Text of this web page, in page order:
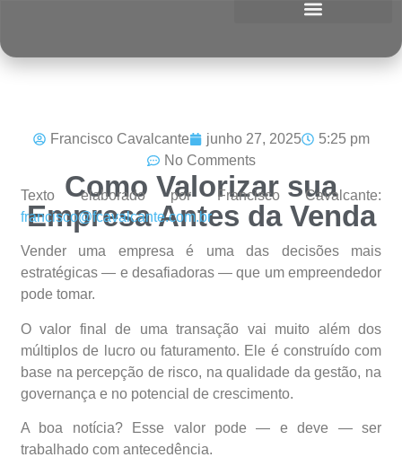
Francisco Cavalcante junho 27, 2025
5:25 pm
No Comments
Como Valorizar sua
Empresa Antes da Venda
Texto elaborado por Francisco Cavalcante:
francisco@fcavalcante.com.br
Vender uma empresa é uma das decisões mais
estratégicas — e desafiadoras — que um empreendedor
pode tomar.
O valor final de uma transação vai muito além dos
múltiplos de lucro ou faturamento. Ele é construído com
base na percepção de risco, na qualidade da gestão, na
governança e no potencial de crescimento.
A boa notícia? Esse valor pode — e deve — ser
trabalhado com antecedência.